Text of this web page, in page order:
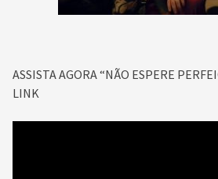
ASSISTA AGORA “NÃO ESPERE
LINK